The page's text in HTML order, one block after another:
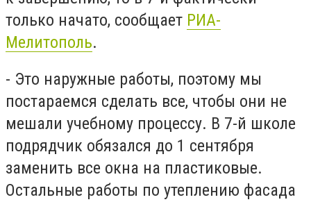
только начато, сообщает РИА-
Мелитополь.
- Это наружные работы, поэтому мы
постараемся сделать все, чтобы они не
мешали учебному процессу. В 7-й школе
подрядчик обязался до 1 сентября
заменить все окна на пластиковые.
Остальные работы по утеплению фасада